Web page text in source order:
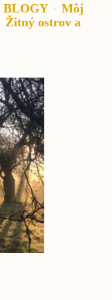
BLOGY
Môj
Žitný ostrov a